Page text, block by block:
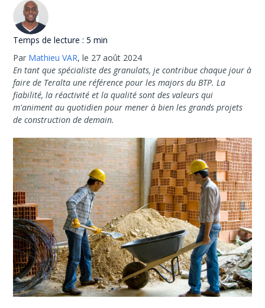
Temps de lecture :5 min
Par Mathieu VAR,le 27 août 2024
En tant que spécialiste des granulats, je contribue chaque jour à
faire de Teralta une référence pour les majors du BTP. La
fiabilité, la réactivité et la qualité sont des valeurs qui
m'animent au quotidien pour mener à bien les grands projets
de construction de demain.